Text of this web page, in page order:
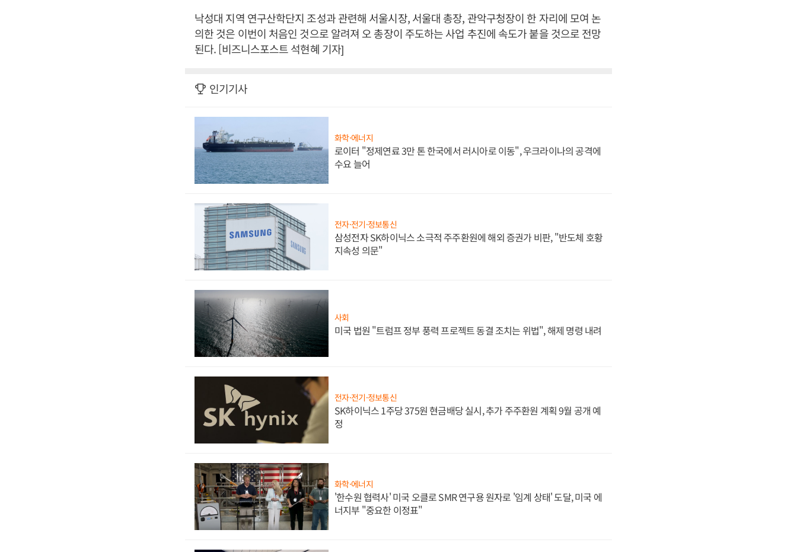
낙성대 지역 연구산학단지 조성과 관련해 서울시장, 서울대 총장, 관악구청장이 한 자리에 모여 논
의한 것은 이번이 처음인 것으로 알려져 오 총장이 주도하는 사업 추진에 속도가 붙을 것으로 전망
된다. [비즈니스포스트 석현혜 기자]
인기기사
화학·에너지
로이터 "정제연료 3만 톤 한국에서 러시아로 이동", 우크라이나의 공격에
수요 늘어
전자·전기·정보통신
삼성전자 SK하이닉스 소극적 주주환원에 해외 증권가 비판, "반도체 호황
지속성 의문"
사회
미국 법원 "트럼프 정부 풍력 프로젝트 동결 조치는 위법", 해제 명령 내려
전자·전기·정보통신
SK하이닉스 1주당 375원 현금배당 실시, 추가 주주환원 계획 9월 공개 예
정
화학·에너지
'한수원 협력사' 미국 오클로 SMR 연구용 원자로 '임계 상태' 도달, 미국 에
너지부 "중요한 이정표"